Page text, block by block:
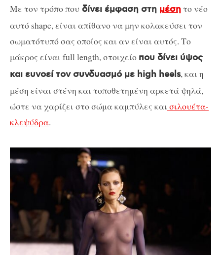
Με τον τρόπο που δίνει έμφαση στη μέσητο νέο
αυτό shape, είναι απίθανο να μην κολακεύσει τον
σωματότυπό σας οποίος και αν είναι αυτός. Το
μάκρος είναι full length, στοιχείο που δίνει ύψος
και ευνοεί τον συνδυασμό με high heels, και η
μέση είναι στένη και τοποθετημένη αρκετά ψηλά,
ώστε να χαρίζει στο σώμα καμπύλες και σιλουέτα-
κλεψύδρα.